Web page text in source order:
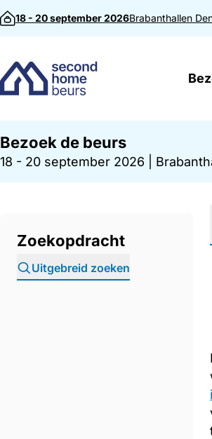
Direct naar inhoud
18 - 20 september 2026Brabanthallen
Bezoek de beurs
18 - 20 september 2026
Zoekopdracht
Uitgebreid zoeken